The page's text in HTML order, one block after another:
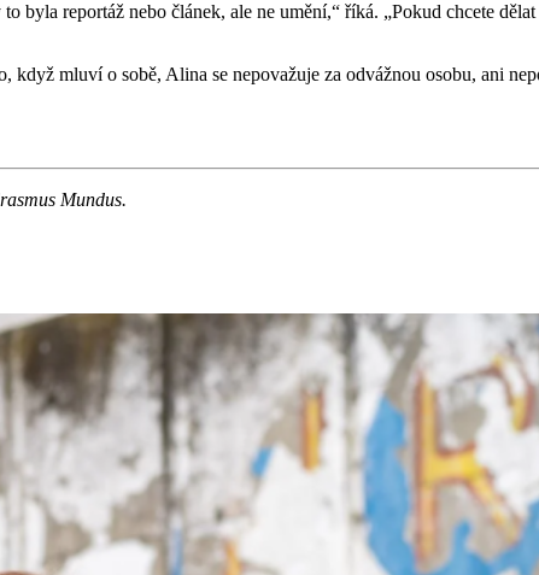
byla reportáž nebo článek, ale ne umění,“ říká. „Pokud chcete
mluví o sobě, Alina se nepovažuje za odvážnou osobu, ani
Mundus.